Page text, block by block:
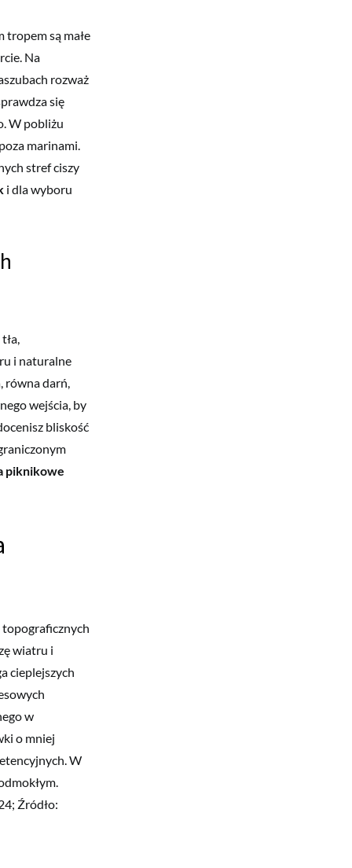
są małe
Na
rozważ
się
W pobliżu
marinami.
stref ciszy
i dla wyboru
i naturalne
równa darń,
wejścia, by
bliskość
piknikowe
topograficznych
wiatru i
cieplejszych
w
o mniej
W
Źródło: